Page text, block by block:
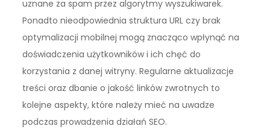
uznane za spam przez algorytmy wyszukiwarek.
Ponadto nieodpowiednia struktura URL czy brak
optymalizacji mobilnej mogą znacząco wpłynąć na
doświadczenia użytkowników i ich chęć do
korzystania z danej witryny. Regularne aktualizacje
treści oraz dbanie o jakość linków zwrotnych to
kolejne aspekty, które należy mieć na uwadze
podczas prowadzenia działań SEO.